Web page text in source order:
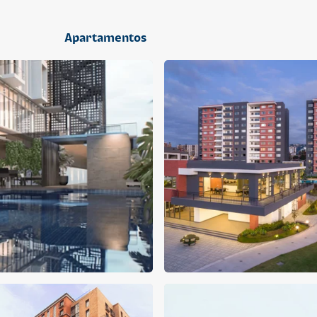
Apartamentos
APARTAMENTO
Q 1,400,000
Cuotas desde Q 9,019*
CENTRICO MADRID
CENTRICO
2 dormitorios 1 baño 2 parqueos
APARTAMENTO
Q 1,300,000
Cuotas desde Q 8,374*
CENTRICO MADRID 2
CENTRICO
2 dormitorios 1 baño 1 parqueo